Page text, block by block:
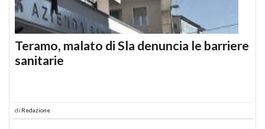
Teramo, malato di Sla denuncia le barriere
sanitarie
di Redazione